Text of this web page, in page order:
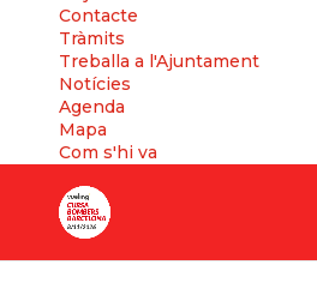
Contacte
Tràmits
Treballa a l'Ajuntament
Notícies
Agenda
Mapa
Com s'hi va